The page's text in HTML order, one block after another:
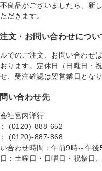
良品がございましたら、新
だきます。
文・お問い合わせについ
ルでのご注文、お問い合わせ
ります。定休日（日曜日・
、受注確認は翌営業日となり
い合わせ先
社宮内洋行
(0120)-888-652
(0120)-887-868
合わせ時間：午前9時～午後
：土曜日・日曜日・祝祭日